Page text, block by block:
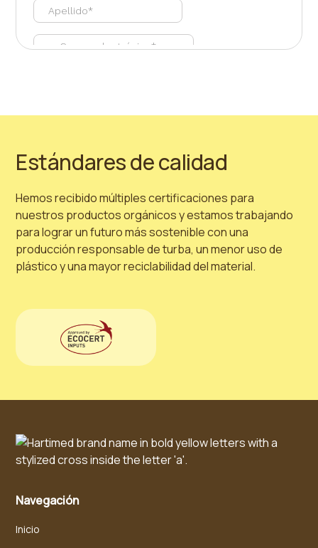
Ácido aspártico —7,6 %
obtener una cosecha casera productiva y sabrosa.
jardinería más sostenibles.
Estándares de calidad
Hemos recibido múltiples certificaciones para
nuestros productos orgánicos y estamos trabajando
para lograr un futuro más sostenible con una
producción responsable de turba, un menor uso de
plástico y una mayor reciclabilidad del material.
Navegación
Inicio